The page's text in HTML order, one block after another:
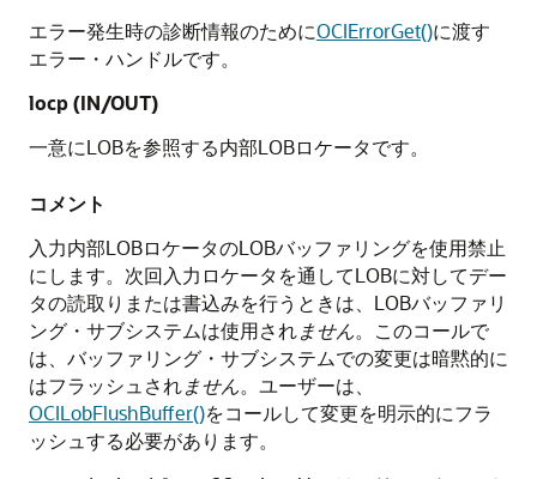
エラー発生時の診断情報のためにOCIErrorGet()に渡す
エラー・ハンドルです。
locp (IN/OUT)
一意にLOBを参照する内部LOBロケータです。
コメント
入力内部LOBロケータのLOBバッファリングを使用禁止
にします。次回入力ロケータを通してLOBに対してデー
タの読取りまたは書込みを行うときは、LOBバッファリ
ング・サブシステムは使用されません。このコールで
は、バッファリング・サブシステムでの変更は暗黙的に
はフラッシュされません。ユーザーは、
OCILobFlushBuffer()をコールして変更を明示的にフラ
ッシュする必要があります。